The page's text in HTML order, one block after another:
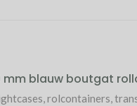
mm blauw boutgat
rolcontainers,